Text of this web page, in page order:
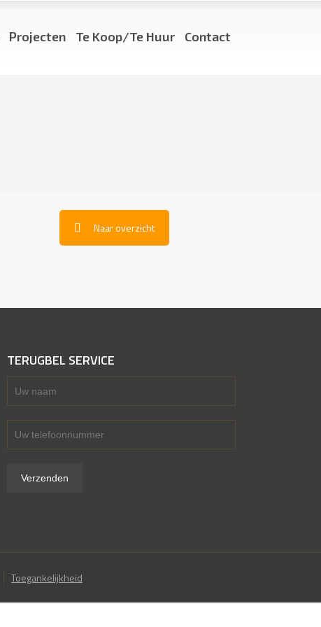
Projecten Te Koop/Te Huur Contact
Naar overzicht
TERUGBEL SERVICE
Toegankelijkheid